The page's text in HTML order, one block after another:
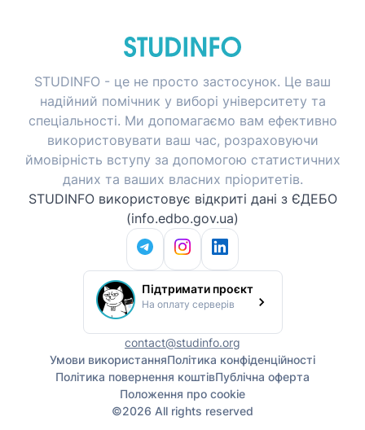
STUDINFO - це не просто застосунок. Це ваш
надійний помічник у виборі університету та
спеціальності. Ми допомагаємо вам ефективно
використовувати ваш час, розраховуючи
ймовірність вступу за допомогою статистичних
даних та ваших власних пріоритетів.
STUDINFO використовує відкриті дані з ЄДЕБО
(info.edbo.gov.ua)
Підтримати проєкт
На оплату серверів
contact@studinfo.org
Умови використанняПолітика конфіденційності
Політика повернення коштівПублічна оферта
Положення про cookie
©2026 All rights reserved